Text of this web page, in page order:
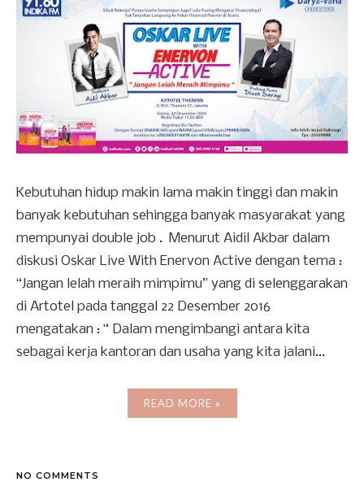
Kebutuhan hidup makin lama makin tinggi dan makin
banyak kebutuhan sehingga banyak masyarakat yang
mempunyai double job . Menurut Aidil Akbar dalam
diskusi Oskar Live With Enervon Active dengan tema :
“Jangan lelah meraih mimpimu” yang di selenggarakan
di Artotel pada tanggal 22 Desember 2016
mengatakan : “ Dalam mengimbangi antara kita
sebagai kerja kantoran dan usaha yang kita jalani...
READ MORE »
NO COMMENTS